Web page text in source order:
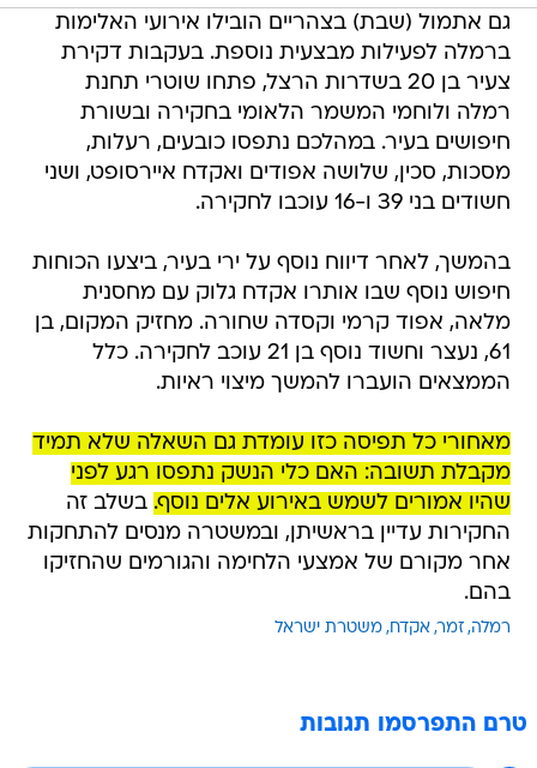
גם אתמול (שבת) בצהריים הובילו אירועי האלימות
ברמלה לפעילות מבצעית נוספת. בעקבות דקירת
צעיר בן 20 בשדרות הרצל, פתחו שוטרי תחנת
רמלה ולוחמי המשמר הלאומי בחקירה ובשורת
חיפושים בעיר. במהלכם נתפסו כובעים, רעלות,
מסכות, סכין, שלושה אפודים ואקדח איירסופט, ושני
חשודים בני 39 ו-16 עוכבו לחקירה.
בהמשך, לאחר דיווח נוסף על ירי בעיר, ביצעו הכוחות
חיפוש נוסף שבו אותרו אקדח גלוק עם מחסנית
מלאה, אפוד קרמי וקסדה שחורה. מחזיק המקום, בן
61, נעצר וחשוד נוסף בן 21 עוכב לחקירה. כלל
הממצאים הועברו להמשך מיצוי ראיות.
מאחורי כל תפיסה כזו עומדת גם השאלה שלא תמיד
מקבלת תשובה: האם כלי הנשק נתפסו רגע לפני
שהיו אמורים לשמש באירוע אלים נוסף. בשלב זה
החקירות עדיין בראשיתן, ובמשטרה מנסים להתחקות
אחר מקורם של אמצעי הלחימה והגורמים שהחזיקו
בהם.
רמלה זמר אקדח משטרת ישראל
טרם התפרסמו תגובות